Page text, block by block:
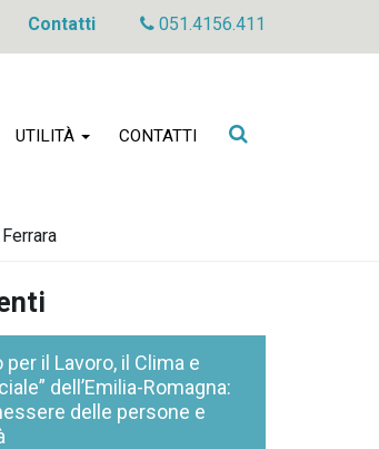
Contatti 051.4156.411
UTILITÀ CONTATTI
Cerca
per il Lavoro, il Clima e
dell’Emilia-Romagna:
delle persone e